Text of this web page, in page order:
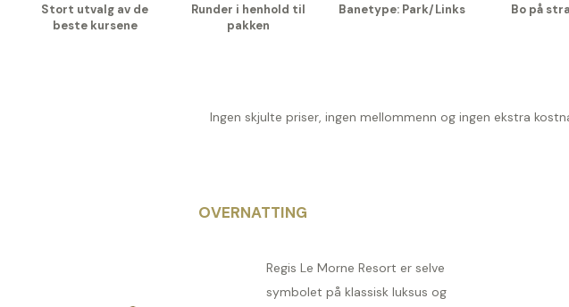
Stort utvalg av de
beste kursene
Runder i henhold til
pakken
Banetype: Park/Links Bo på
Ingen skjulte priser, ingen mellommenn og ingen ekstra
OVERNATTING
Regis Le Morne Resort er selve
symbolet på klassisk luksus og